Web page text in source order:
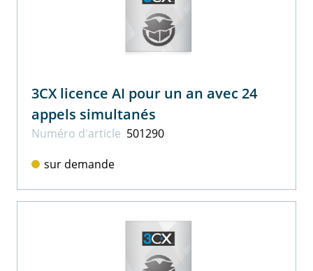
3CX licence AI pour un an avec 24
appels simultanés
Numéro d'article 501290
sur demande